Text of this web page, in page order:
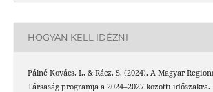
HOGYAN KELL IDÉZNI
Pálné Kovács, I., & Rácz, S. (2024). A Magyar
Társaság programja a 2024–2027 közötti időszakra.